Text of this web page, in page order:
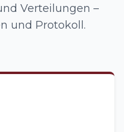
Verteilungen –
und Protokoll.